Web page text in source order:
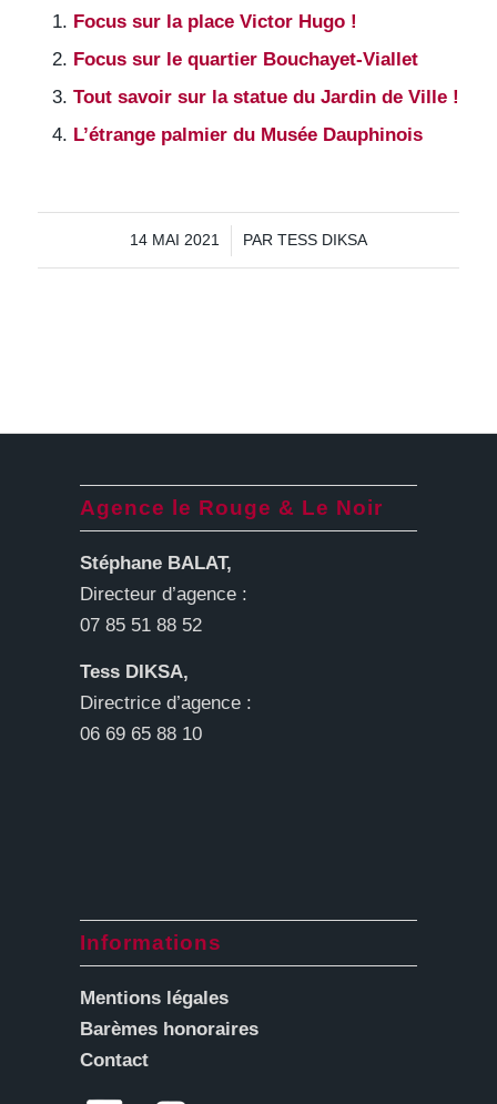
Focus sur la place Victor Hugo !
Focus sur le quartier Bouchayet-Viallet
Tout savoir sur la statue du Jardin de Ville !
L’étrange palmier du Musée Dauphinois
14 MAI 2021
/ PAR TESS DIKSA
Agence le Rouge & Le Noir
Stéphane BALAT,
Directeur d’agence :
07 85 51 88 52
Tess DIKSA,
Directrice d’agence :
06 69 65 88 10
Informations
Mentions légales
Barèmes honoraires
Contact